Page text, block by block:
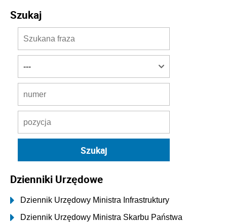
Szukaj
Dzienniki Urzędowe
Dziennik Urzędowy Ministra Infrastruktury
Dziennik Urzędowy Ministra Skarbu Państwa